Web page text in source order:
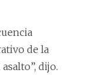
de la
dijo.